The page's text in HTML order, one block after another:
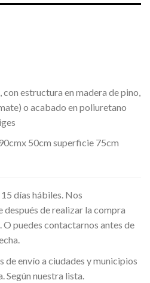
estructura en madera de pino,
o acabado en poliuretano
50cm superficie 75cm
días hábiles. Nos
de realizar la compra
puedes contactarnos antes de
de envío a ciudades y municipios
Según nuestra lista.